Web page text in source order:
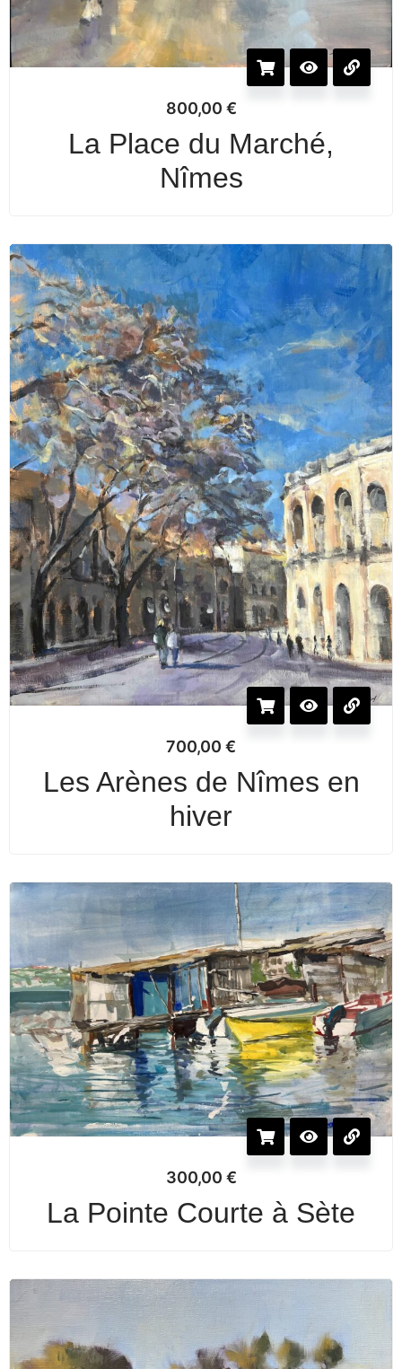
800,00 €
La Place du Marché,
Nîmes
700,00 €
Les Arènes de Nîmes en
hiver
300,00 €
La Pointe Courte à Sète